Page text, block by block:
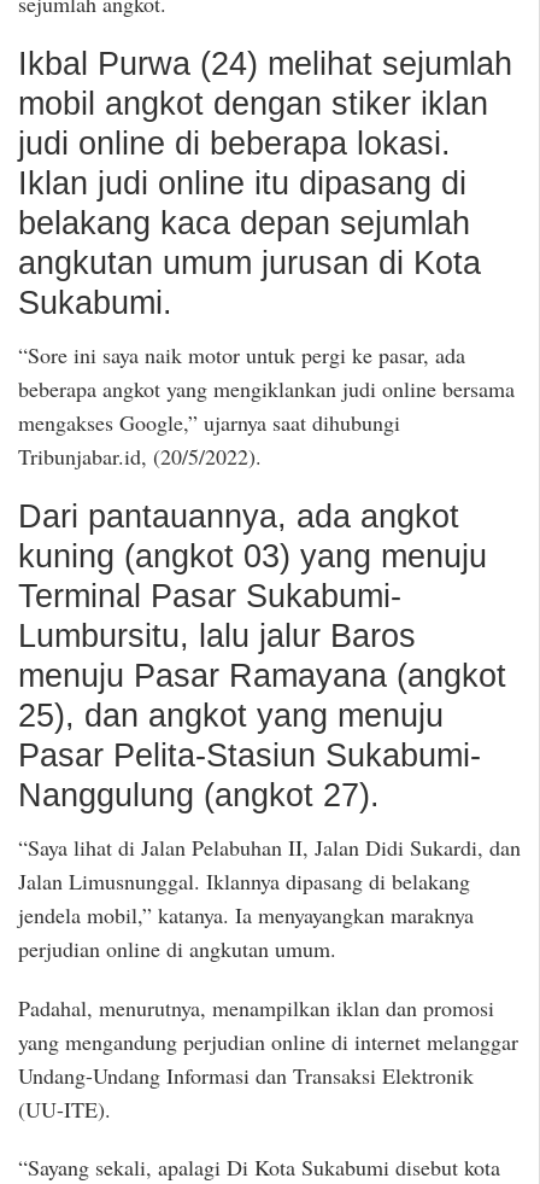
Ikbal Purwa (24) melihat sejumlah
mobil angkot dengan stiker iklan
judi online di beberapa lokasi.
Iklan judi online itu dipasang di
belakang kaca depan sejumlah
angkutan umum jurusan di Kota
Sukabumi.
“Sore ini saya naik motor untuk pergi ke pasar, ada
beberapa angkot yang mengiklankan judi online bersama
mengakses Google,” ujarnya saat dihubungi
Tribunjabar.id, (20/5/2022).
Dari pantauannya, ada angkot
kuning (angkot 03) yang menuju
Terminal Pasar Sukabumi-
Lumbursitu, lalu jalur Baros
menuju Pasar Ramayana (angkot
25), dan angkot yang menuju
Pasar Pelita-Stasiun Sukabumi-
Nanggulung (angkot 27).
“Saya lihat di Jalan Pelabuhan II, Jalan Didi Sukardi, dan
Jalan Limusnunggal. Iklannya dipasang di belakang
jendela mobil,” katanya. Ia menyayangkan maraknya
perjudian online di angkutan umum.
Padahal, menurutnya, menampilkan iklan dan promosi
yang mengandung perjudian online di internet melanggar
Undang-Undang Informasi dan Transaksi Elektronik
(UU-ITE).
“Sayang sekali, apalagi Di Kota Sukabumi disebut kota